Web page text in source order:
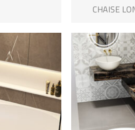
CHAISE